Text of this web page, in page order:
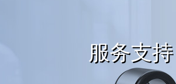
服务支持